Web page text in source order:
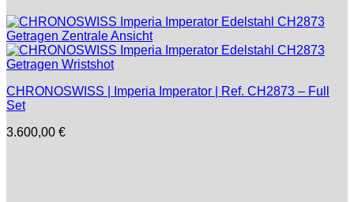
CHRONOSWISS | Imperia Imperator | Ref. CH2873 – Full
Set
3.600,00 €